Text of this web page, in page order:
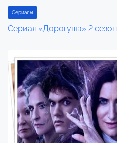
Сериалы
Сериал «Дорогуша» 2 сезон